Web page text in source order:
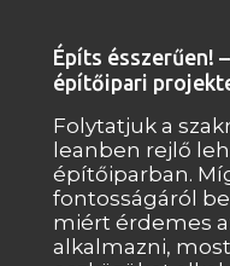
Építs ésszerűen!
építőipari
Folytatjuk a
leanben rejlő
építőiparban.
fontosságáról
miért érdemes
alkalmazni,